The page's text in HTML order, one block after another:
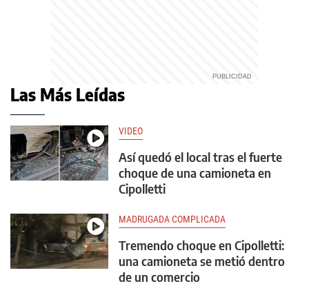
Las Más Leídas
VIDEO
Así quedó el local tras el fuerte
choque de una camioneta en
Cipolletti
MADRUGADA COMPLICADA
Tremendo choque en Cipolletti:
una camioneta se metió dentro
de un comercio